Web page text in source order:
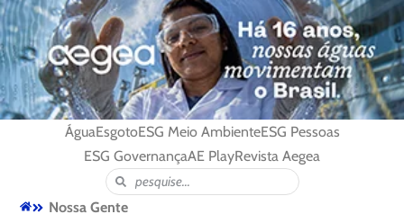
ÁguaEsgotoESG Meio AmbienteESG Pessoas
ESG GovernançaAE PlayRevista Aegea
Nossa Gente